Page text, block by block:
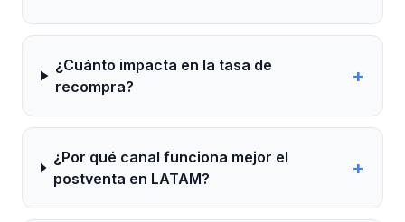
¿Cuánto impacta en la tasa de
recompra?
+
¿Por qué canal funciona mejor el
postventa en LATAM?
+